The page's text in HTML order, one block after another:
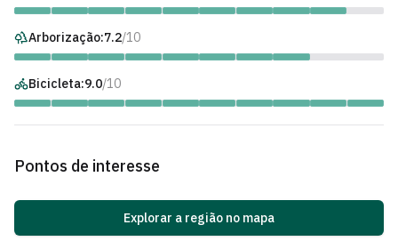
Arborização:7.2/10
Bicicleta:9.0/10
Pontos de interesse
Explorar a região no mapa